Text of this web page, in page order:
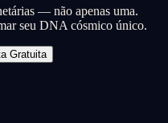
— não apenas uma.
seu DNA cósmico único.
Gratuita